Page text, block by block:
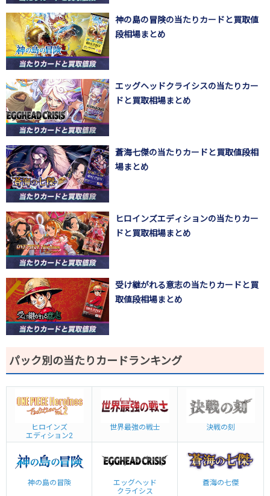
神の島の冒険の当たりカードと買取値
段相場まとめ
エッグヘッドクライシスの当たりカー
ドと買取相場まとめ
蒼海七傑の当たりカードと買取値段相
場まとめ
ヒロインズエディションの当たりカー
ドと買取相場まとめ
受け継がれる意志の当たりカードと買
取値段相場まとめ
パック別の当たりカードランキング
ヒロインズ
エディション2
世界最強の戦士 決戦の刻
神の島の冒険
エッグヘッド
クライシス
蒼海の七傑